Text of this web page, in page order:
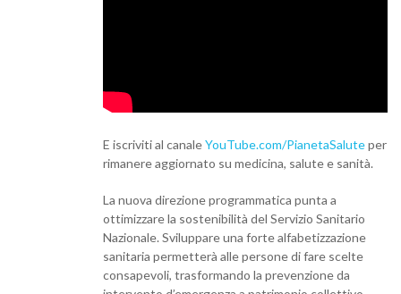
E iscriviti al canaleYouTube.com/PianetaSaluteper
rimanere aggiornato su medicina, salute e sanità.
La nuova direzione programmatica punta a
ottimizzare la sostenibilità del Servizio Sanitario
Nazionale. Sviluppare una forte alfabetizzazione
sanitaria permetterà alle persone di fare scelte
consapevoli, trasformando la prevenzione da